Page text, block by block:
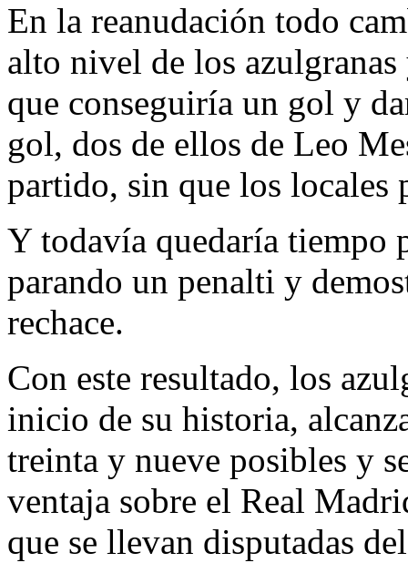
En la reanudación todo
alto nivel de los
que conseguiría un gol y
gol, dos de ellos de Leo
partido, sin que los locales
Y todavía quedaría tiempo
parando un penalti y
rechace.
Con este resultado, los
inicio de su historia,
treinta y nueve posibles y
ventaja sobre el Real
que se llevan disputadas